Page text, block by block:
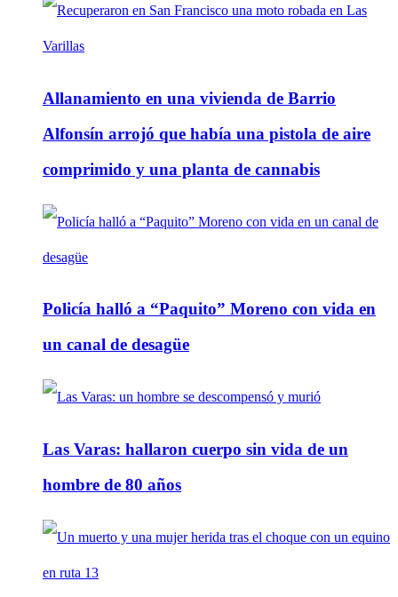
Allanamiento en una vivienda de Barrio
Alfonsín arrojó que había una pistola de aire
comprimido y una planta de cannabis
Policía halló a “Paquito” Moreno con vida en
un canal de desagüe
Las Varas: hallaron cuerpo sin vida de un
hombre de 80 años